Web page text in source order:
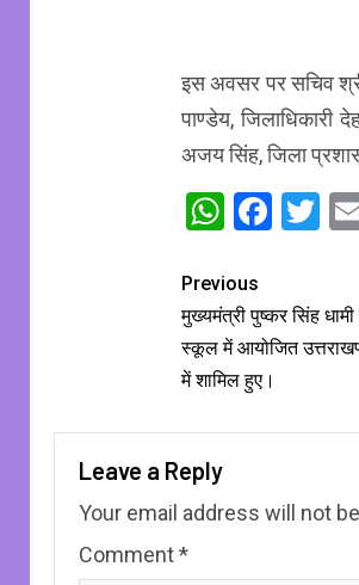
इस अवसर पर सचिव
पाण्डेय, जिलाधिकारी
अजय सिंह, जिला
Previous
मुख्यमंत्री पुष्कर सिंह
स्कूल में आयोजित
में शामिल हुए।
Leave a Reply
Your email address will not
Comment*